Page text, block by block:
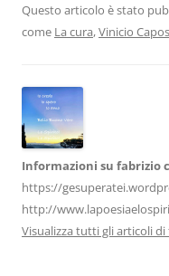
b
o
o
k
dI
n
Questo articolo è stato
come La cura,Vinicio
Informazioni su fabrizio
https://
http://
Visualizza tutti gli articoli